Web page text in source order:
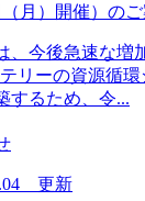
月）開催）の
今後急速な増
リーの資源循
するため、令...
更新